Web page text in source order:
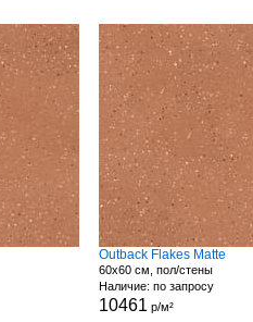
Outback Flakes Matte
60x60 см, пол/стены
Наличие: по запросу
10461 р/м²